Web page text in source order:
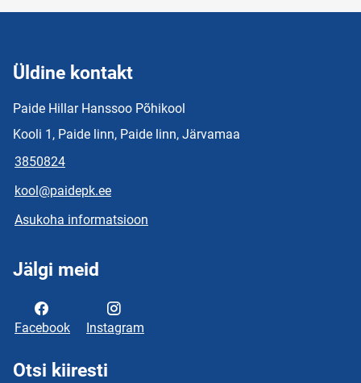
Üldine kontakt
Paide Hillar Hanssoo Põhikool
Kooli 1, Paide linn, Paide linn, Järvamaa
3850824
kool@paidepk.ee
Asukoha informatsioon
Jälgi meid
Facebook Instagram
Otsi kiiresti